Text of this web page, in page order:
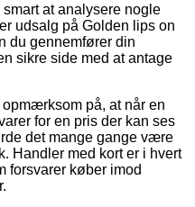
at analysere nogle
udsalg på Golden lips on
du gennemfører din
sikre side med at antage
på, at når en
for en pris der kan ses
det mange gange være
Handler med kort er i hvert
forsvarer køber imod